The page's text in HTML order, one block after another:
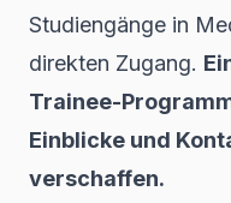
Studiengänge in
direkten Zugang.
Trainee-
Einblicke und
verschaffen.